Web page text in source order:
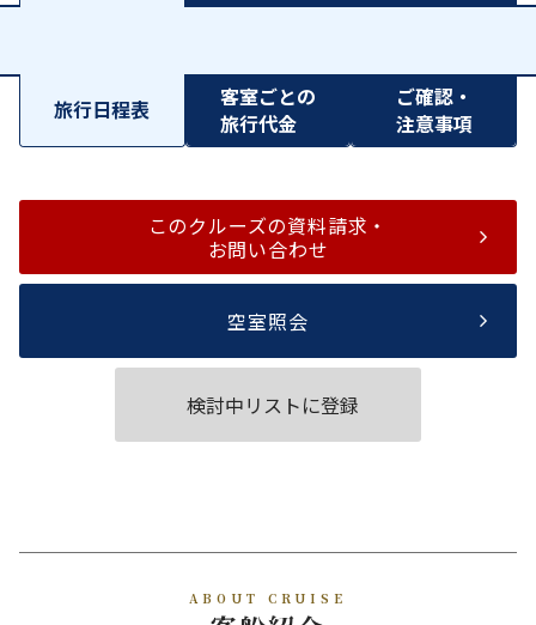
旅行日程表
客室ごとの
旅行代金
ご確認・
注意事項
このクルーズの資料請求・
お問い合わせ
空室照会
検討中リストに登録
ABOUT CRUISE